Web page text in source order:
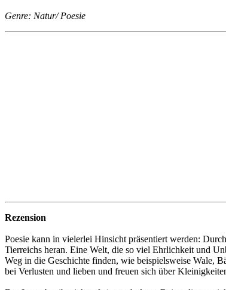
Genre: Natur/ Poesie
Rezension
Poesie kann in vielerlei Hinsicht präsentiert werden:
Tierreichs heran. Eine Welt, die so viel Ehrlichkeit und
Weg in die Geschichte finden, wie beispielsweise Wale,
bei Verlusten und lieben und freuen sich über